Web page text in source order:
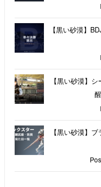
【黒い砂漠】
【黒い砂漠】
【黒い砂漠】